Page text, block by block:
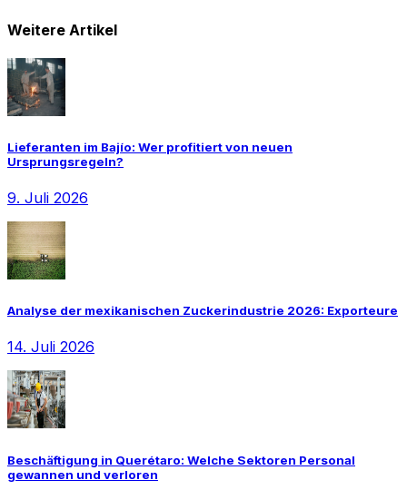
Weitere Artikel
Lieferanten im Bajío: Wer profitiert von neuen
Ursprungsregeln?
9. Juli 2026
Analyse der mexikanischen Zuckerindustrie 2026: Exporteure
14. Juli 2026
Beschäftigung in Querétaro: Welche Sektoren Personal
gewannen und verloren